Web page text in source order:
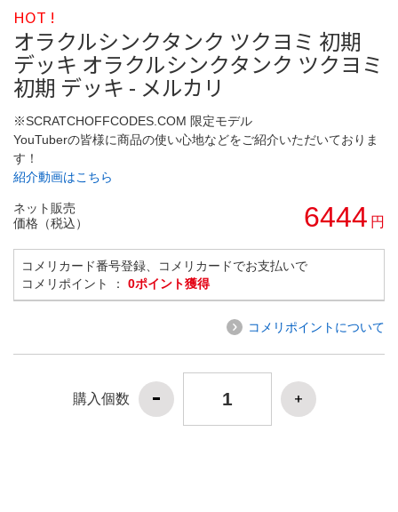
HOT !
オラクルシンクタンク ツクヨミ 初期
デッキ オラクルシンクタンク ツクヨミ
初期 デッキ - メルカリ
※SCRATCHOFFCODES.COM 限定モデル
YouTuberの皆様に商品の使い心地などをご紹介いただいておりま
す！
紹介動画はこちら
ネット販売
価格（税込）
6444 円
コメリカード番号登録、コメリカードでお支払いで
コメリポイント ： 0ポイント獲得
コメリポイントについて
購入個数